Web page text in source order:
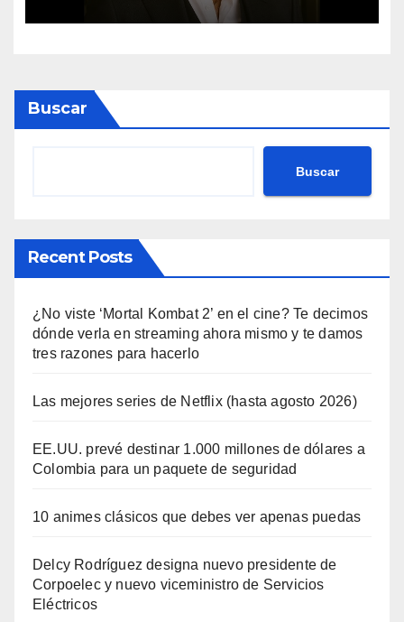
Buscar
Buscar
Recent Posts
¿No viste ‘Mortal Kombat 2’ en el cine? Te decimos
dónde verla en streaming ahora mismo y te damos
tres razones para hacerlo
Las mejores series de Netflix (hasta agosto 2026)
EE.UU. prevé destinar 1.000 millones de dólares a
Colombia para un paquete de seguridad
10 animes clásicos que debes ver apenas puedas
Delcy Rodríguez designa nuevo presidente de
Corpoelec y nuevo viceministro de Servicios
Eléctricos